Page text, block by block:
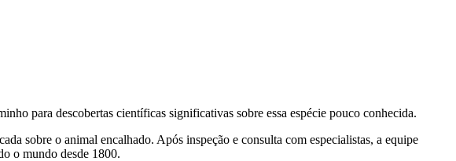
para descobertas científicas significativas sobre essa espécie pouco conhecida.
sobre o animal encalhado. Após inspeção e consulta com especialistas, a equipe
o mundo desde 1800.